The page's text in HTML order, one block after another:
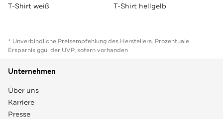
T-Shirt weiß T-Shirt hellgelb
* Unverbindliche Preisempfehlung des Herstellers. Prozentuale
Ersparnis ggü. der UVP, sofern vorhanden
Unternehmen
Über uns
Karriere
Presse